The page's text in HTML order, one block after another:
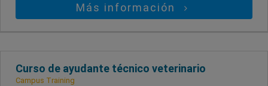
Más información
Curso de ayudante técnico veterinario
Campus Training